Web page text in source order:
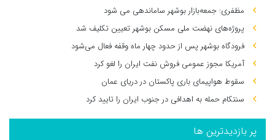
مظفری: جمعه‌بازار بوشهر ساماندهی می‌ شود
پروژه‌های نهضت ملی مسکن بوشهر تعیین تکلیف شد
فرودگاه بوشهر پس از حدود چهار ماه وقفه فعال می‌شود
آمریکا مجوز عمومی فروش نفت ایران را لغو کرد
سقوط هواپیمای باری پاکستان در دریای عمان
سنتکام حمله به اهدافی در جنوب ایران را تایید کرد
پر بازدیدترین ها